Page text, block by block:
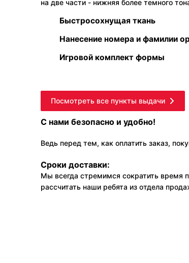
на две части - нижняя более темного
Быстросохнущая ткань
Нанесение номера и фамилии
Игровой комплект формы
Посмотреть все пункты выдачи
С нами безопасно и удобно!
Ведь перед тем, как оплатить заказ,
Сроки доставки:
Мы всегда стремимся сократить время
рассчитать наши ребята из отдела